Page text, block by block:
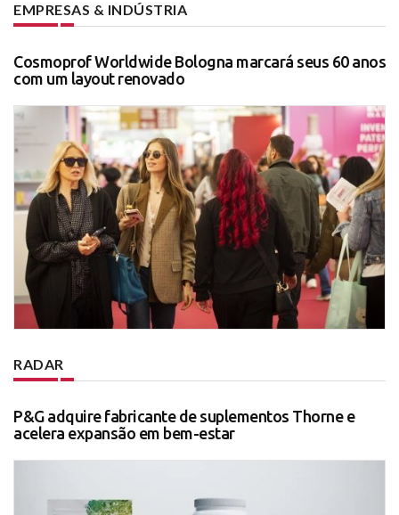
EMPRESAS & INDÚSTRIA
Cosmoprof Worldwide Bologna marcará seus 60 anos
com um layout renovado
RADAR
P&G adquire fabricante de suplementos Thorne e
acelera expansão em bem-estar